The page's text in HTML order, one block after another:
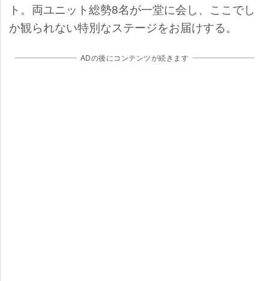
ト。両ユニット総勢8名が一堂に会し、ここでし
か観られない特別なステージをお届けする。
ADの後にコンテンツが続きます